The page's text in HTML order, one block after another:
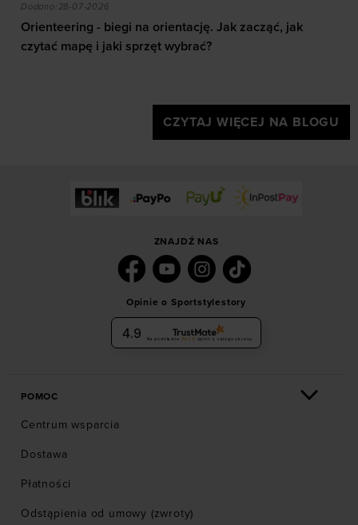
znajdziesz w naszejPolityce prywatnościoraz sekcji
„Szczegóły”
Dodano:28-07-2026
Orienteering - biegi na orientację. Jak zacząć, jak
czytać mapę i jaki sprzęt wybrać?
CZYTAJ WIĘCEJ NA BLOGU
ZNAJDŹ NAS
Opinie o Sportstylestory
4.9 Na podstawie 6036 opinii z całego okresu
POMOC
Centrum wsparcia
Dostawa
Płatności
Odstąpienia od umowy (zwroty)